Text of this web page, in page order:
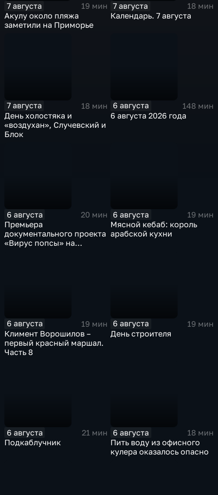
7 августа
19 мин
Акулу около пляжа
заметили на Приморье
7 августа
18 мин
Календарь. 7 августа
7 августа
18 мин
День холостяка и
«воздухан», Случевский и
Блок
6 августа
148 мин
6 августа 2026 года
6 августа
20 мин
Премьера
документального проекта
«Вирус попсы» на
6 августа
19 мин
Мясной кебаб: король
арабской кухни
6 августа
19 мин
Климент Ворошилов –
первый красный маршал.
Часть 8
6 августа
19 мин
День строителя
6 августа
21 мин
Подкаблучник
6 августа
18 мин
Пить воду из офисного
кулера оказалось опасно